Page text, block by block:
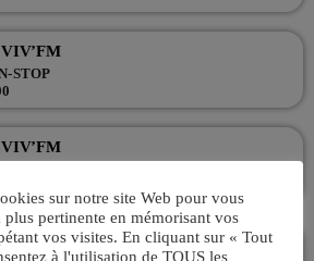
STOP
07H/10H ! Avec AKSEL
sur notre site Web pour vous
pertinente en mémorisant vos
vos visites. En cliquant sur « Tout
à l'utilisation de TOUS les